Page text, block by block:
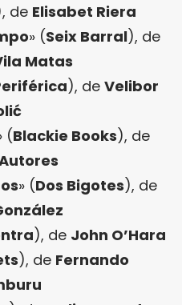
de Elisabet Riera
» (Seix Barral), de
Matas
), de Velibor
(Blackie Books), de
» (Dos Bigotes), de
), de John O’Hara
), de Fernando